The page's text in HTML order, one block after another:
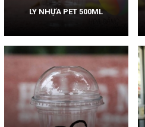
LY NHỰA PET 500ML